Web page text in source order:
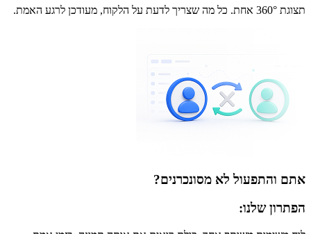
תצוגת 360° אחת. כל מה שצריך לדעת על הלקוח, מעודכן לרגע האמת.
אתם והתפעול לא מסונכרנים?
הפתרון שלנו: